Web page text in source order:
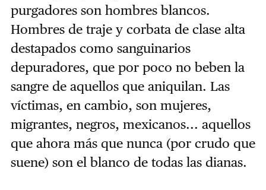
purgadores son hombres blancos.
Hombres de traje y corbata de clase alta
destapados como sanguinarios
depuradores, que por poco no beben la
sangre de aquellos que aniquilan. Las
víctimas, en cambio, son mujeres,
migrantes, negros, mexicanos... aquellos
que ahora más que nunca (por crudo que
suene) son el blanco de todas las dianas.